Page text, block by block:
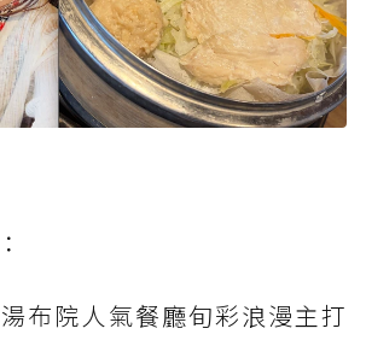
湯布院人氣餐廳旬彩浪漫主打